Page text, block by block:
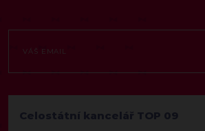
Celostátní kancelář TOP 09